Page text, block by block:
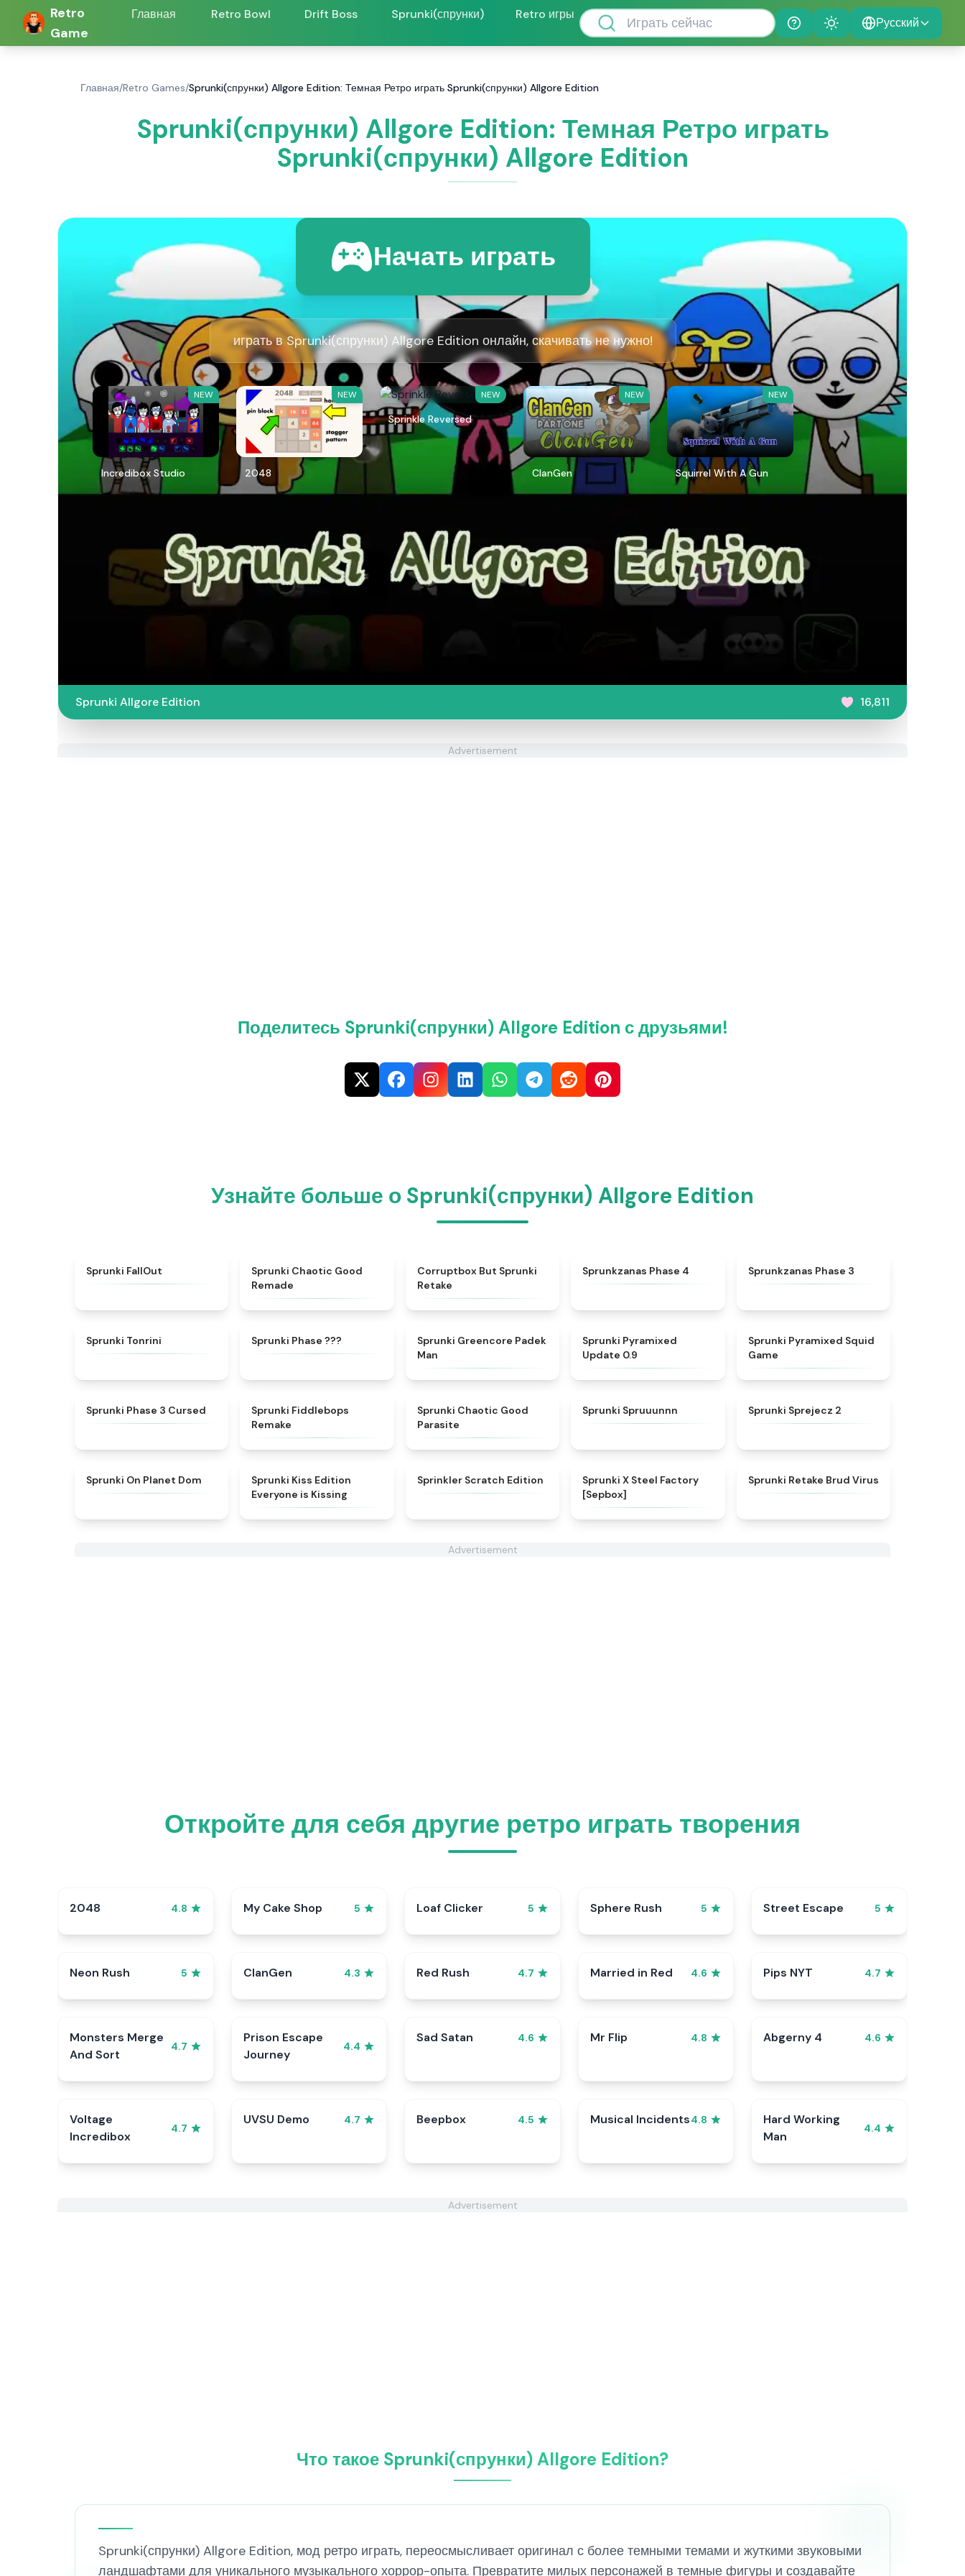
Retro
Game
Главная Retro Bowl Drift Boss Sprunki(спрунки)
Retro игры
Help
Theme Русский
Главная/Retro Games/Sprunki(спрунки) Allgore Edition: Темная Ретро играть Sprunki(спрунки) Allgore Edition
Sprunki(спрунки) Allgore Edition: Темная Ретро играть
Sprunki(спрунки) Allgore Edition
Начать играть
играть в Sprunki(спрунки) Allgore Edition онлайн, скачивать не нужно!
NEW
Incredibox Studio
NEW
2048
NEW
Sprinkle Reversed
NEW
ClanGen
NEW
Squirrel With A Gun
Sprunki Allgore Edition 16,811
Advertisement
Поделитесь Sprunki(спрунки) Allgore Edition с друзьями!
Узнайте больше о Sprunki(спрунки) Allgore Edition
Sprunki FallOut ★
Sprunki Chaotic Good
Remade
★ 4.5
Corruptbox But Sprunki
Retake
Sprunkzanas Phase 4 ★
Sprunkzanas Phase 3
Sprunki Tonrini Sprunki Phase ??? ★5
Sprunki Greencore Padek
Man
Sprunki Pyramixed
Update 0.9
4.7
Sprunki Pyramixed Squid
Game
4.5
Sprunki Phase 3 Cursed
Sprunki Fiddlebops
Remake
★
Sprunki Chaotic Good
Parasite
Sprunki Spruuunnn Sprunki Sprejecz 2
Sprunki On Planet Dom
Sprunki Kiss Edition
Everyone is Kissing
★
Sprinkler Scratch Edition
Sprunki X Steel Factory
[Sepbox]
★
Sprunki Retake Brud Virus
Advertisement
Откройте для себя другие ретро играть творения
2048 4.8 My Cake Shop 5 Loaf Clicker 5 Sphere Rush 5 Street Escape 5
Neon Rush 5 ClanGen 4.3 Red Rush 4.7 Married in Red 4.6 Pips NYT 4.7
Monsters Merge
And Sort
4.7
Prison Escape
Journey
4.4
Sad Satan 4.6 Mr Flip 4.8 Abgerny 4 4.6
Voltage
Incredibox
4.7
UVSU Demo 4.7 Beepbox 4.5 Musical Incidents4.8
Hard Working
Man
4.4
Advertisement
Что такое Sprunki(спрунки) Allgore Edition?
Sprunki(спрунки) Allgore Edition, мод ретро играть, переосмысливает оригинал с более темными темами и жуткими звуковыми
ландшафтами для уникального музыкального хоррор-опыта. Превратите милых персонажей в темные фигуры и создавайте